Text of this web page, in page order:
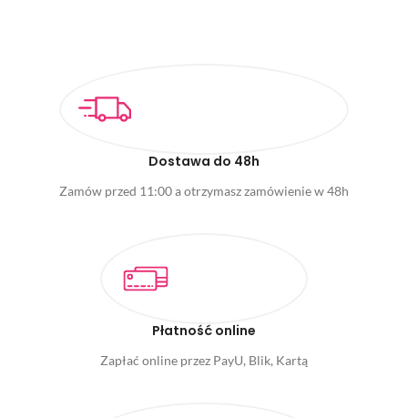
Dostawa do 48h
Zamów przed 11:00 a otrzymasz zamówienie w 48h
Płatność online
Zapłać online przez PayU, Blik, Kartą